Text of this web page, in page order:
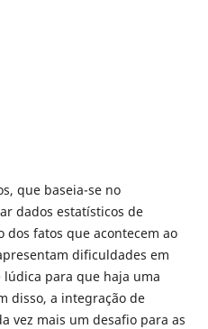
que baseia-se no
dados estatísticos de
dos fatos que acontecem ao
dificuldades em
para que haja uma
disso, a integração de
vez mais um desafio para as